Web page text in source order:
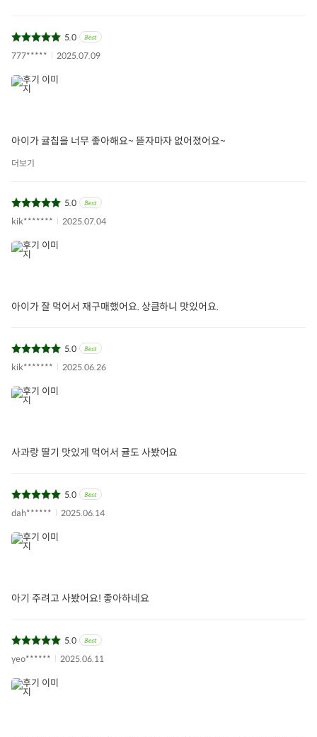
5.0
777*****
2025.07.09
아이가 귤칩을 너무 좋아해요~ 뜯자마자 없어졌어요~
더보기
5.0
kik*******
2025.07.04
아이가 잘 먹어서 재구매했어요. 상큼하니 맛있어요.
5.0
kik*******
2025.06.26
사과랑 딸기 맛있게 먹어서 귤도 사봤어요
5.0
dah******
2025.06.14
아기 주려고 사봤어요! 좋아하네요
5.0
yeo******
2025.06.11